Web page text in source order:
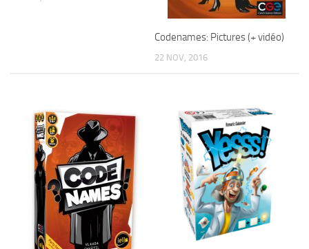
Codenames: Pictures (+ vidéo)
22 NOV, 2016